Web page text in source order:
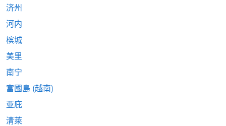
济州
河内
槟城
美里
南宁
富國島 (越南)
亚庇
清萊